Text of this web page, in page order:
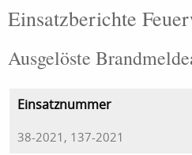
Einsatzberichte
Ausgelöste
Einsatznummer
38-2021, 137-2021